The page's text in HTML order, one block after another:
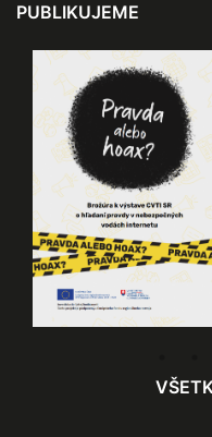
PUBLIKUJEME